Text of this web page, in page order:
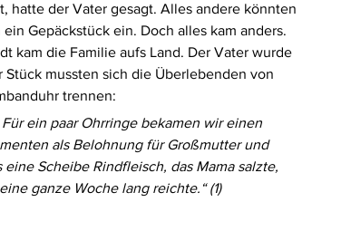
hatte der Vater gesagt. Alles andere könnten
Gepäckstück ein. Doch alles kam anders.
kam die Familie aufs Land. Der Vater wurde
mussten sich die Überlebenden von
trennen:
als Belohnung für Großmutter und
Scheibe Rindfleisch, das Mama salzte,
ganze Woche lang reichte.“ (1)